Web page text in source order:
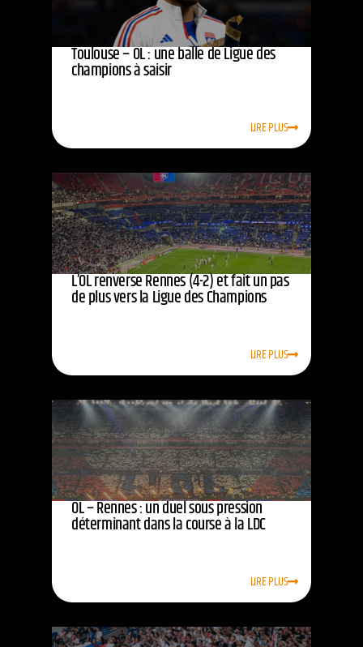
Toulouse – OL : une balle de Ligue des
champions à saisir
LIRE PLUS
L’OL renverse Rennes (4-2) et fait un pas
de plus vers la Ligue des Champions
LIRE PLUS
OL – Rennes : un duel sous pression
déterminant dans la course à la LDC
LIRE PLUS